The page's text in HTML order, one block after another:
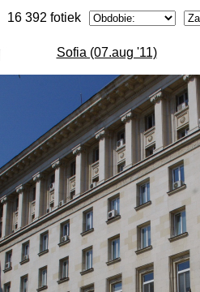
16 392 fotiek
Sofia (07.aug '11)